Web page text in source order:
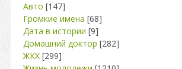
Авто [147]
Громкие имена [68]
Дата в истории [9]
Домашний доктор [282]
ЖКХ [299]